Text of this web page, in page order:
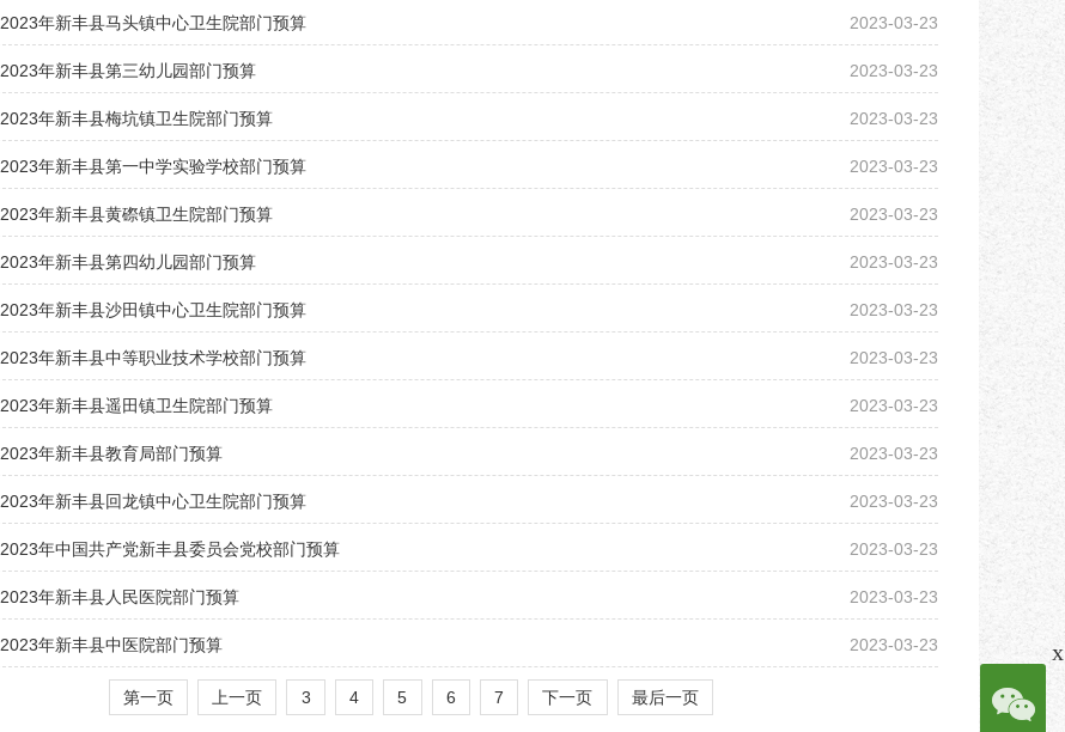
2023-03-23
2023年新丰县马头镇中心卫生院部门预算
2023-03-23
2023年新丰县第三幼儿园部门预算
2023-03-23
2023年新丰县梅坑镇卫生院部门预算
2023-03-23
2023年新丰县第一中学实验学校部门预算
2023-03-23
2023年新丰县黄磜镇卫生院部门预算
2023-03-23
2023年新丰县第四幼儿园部门预算
2023-03-23
2023年新丰县沙田镇中心卫生院部门预算
2023-03-23
2023年新丰县中等职业技术学校部门预算
2023-03-23
2023年新丰县遥田镇卫生院部门预算
2023-03-23
2023年新丰县教育局部门预算
2023-03-23
2023年新丰县回龙镇中心卫生院部门预算
2023-03-23
2023年中国共产党新丰县委员会党校部门预算
2023-03-23
2023年新丰县人民医院部门预算
2023-03-23
2023年新丰县中医院部门预算
第一页 上一页 3 4 5 6 7 下一页 最后一页
x